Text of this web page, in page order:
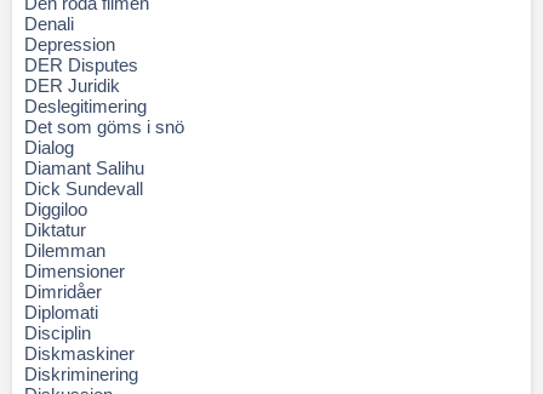
Denali
Depression
DER Disputes
DER Juridik
Deslegitimering
Det som göms i snö
Dialog
Diamant Salihu
Dick Sundevall
Diggiloo
Diktatur
Dilemman
Dimensioner
Dimridåer
Diplomati
Disciplin
Diskmaskiner
Diskriminering